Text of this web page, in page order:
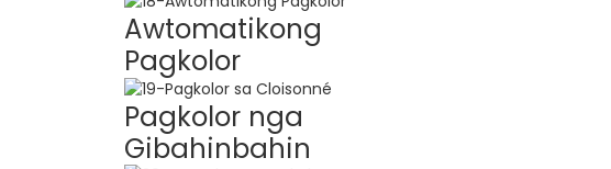
Awtomatikong
Pagkolor
Pagkolor nga
Gibahinbahin